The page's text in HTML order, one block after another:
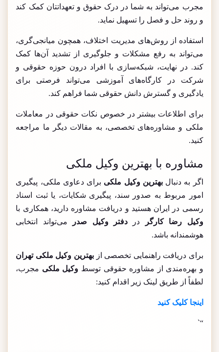
مجرب می‌تواند به شما در درک حقوق و تعهداتتان کمک کند
و روند حل و فصل را تسهیل نماید.
استفاده از روش‌های مدیریت اختلاف، همچون میانجی‌گری،
می‌تواند به رفع مشکلات و جلوگیری از تشدید آن‌ها کمک
کند. در نهایت، شبکه‌سازی با افراد درون حوزه حقوقی و
شرکت در کارگاه‌های آموزشی می‌تواند فرصتی برای
یادگیری و گسترش دانش حقوقی شما فراهم کند.
برای اطلاعات بیشتر در خصوص نکات حقوقی در معاملات
ملکی و مشاوره‌های تخصصی، به مقالات دیگر ما مراجعه
کنید.
مشاوره با بهترین وکیل ملکی
اگر به دنبالبهترین وکیل ملکی برای دعاوی ملکی، پیگیری
امور مربوط به صدور سند، پیگیری شکایات، یا ثبت اسناد
رسمی در ایران هستید و دریافت مشاوره دارید، همکاری با
وکیل رضا کارگر
در دفتر وکیل صدر
می‌تواند انتخابی
هوشمندانه باشد.
برای دریافت راهنمایی تخصصی ازبهترین وکیل ملکی تهران
و بهره‌مندی از مشاوره حقوقی توسط وکیل ملکی مجرب،
لطفاً از طریق لینک زیر اقدام کنید:
اینجا کلیک کنید
“`